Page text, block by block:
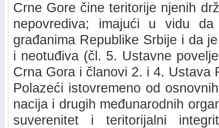
Crne Gore čine teritorije njenih
nepovrediva; imajući u vidu
građanima Republike Srbije i da
i neotuđiva (čl. 5. Ustavne
Crna Gora i članovi 2. i 4. Ustava
Polazeći istovremeno od
nacija i drugih međunarodnih
suverenitet i teritorijalni